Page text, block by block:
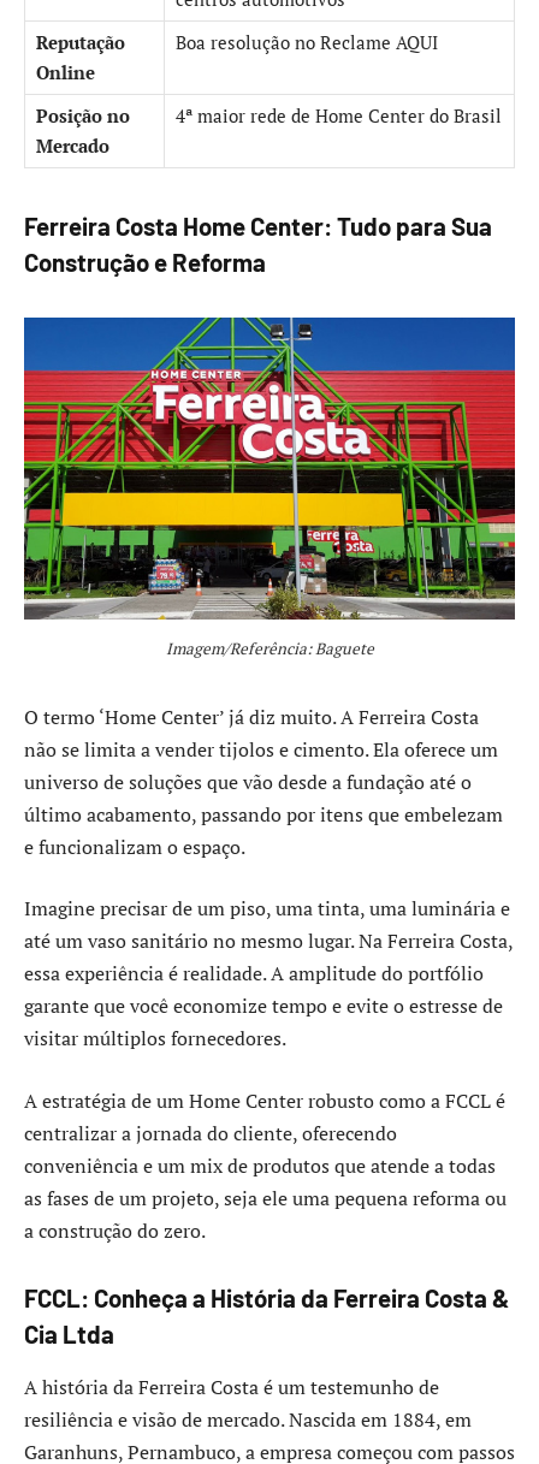
Reputação
Online
Boa resolução no Reclame AQUI
Posição no
Mercado
4ª maior rede de Home Center do Brasil
Ferreira Costa Home Center: Tudo para Sua
Construção e Reforma
Imagem/Referência: Baguete
O termo ‘Home Center’ já diz muito. A Ferreira Costa
não se limita a vender tijolos e cimento. Ela oferece um
universo de soluções que vão desde a fundação até o
último acabamento, passando por itens que embelezam
e funcionalizam o espaço.
Imagine precisar de um piso, uma tinta, uma luminária e
até um vaso sanitário no mesmo lugar. Na Ferreira Costa,
essa experiência é realidade. A amplitude do portfólio
garante que você economize tempo e evite o estresse de
visitar múltiplos fornecedores.
A estratégia de um Home Center robusto como a FCCL é
centralizar a jornada do cliente, oferecendo
conveniência e um mix de produtos que atende a todas
as fases de um projeto, seja ele uma pequena reforma ou
a construção do zero.
FCCL: Conheça a História da Ferreira Costa &
Cia Ltda
A história da Ferreira Costa é um testemunho de
resiliência e visão de mercado. Nascida em 1884, em
Garanhuns, Pernambuco, a empresa começou com passos